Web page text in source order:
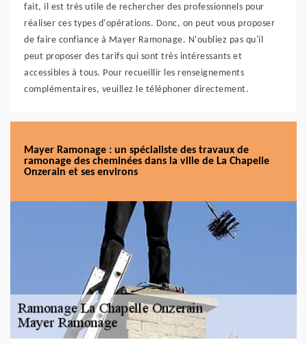
fait, il est très utile de rechercher des professionnels pour
réaliser ces types d'opérations. Donc, on peut vous proposer
de faire confiance à Mayer Ramonage. N'oubliez pas qu'il
peut proposer des tarifs qui sont très intéressants et
accessibles à tous. Pour recueillir les renseignements
complémentaires, veuillez le téléphoner directement.
Mayer Ramonage : un spécialiste des travaux de
ramonage des cheminées dans la ville de La Chapelle
Onzerain et ses environs